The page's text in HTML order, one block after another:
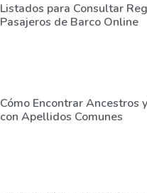
Listados para Consultar
Pasajeros de Barco Online
Cómo Encontrar Ancestros
con Apellidos Comunes